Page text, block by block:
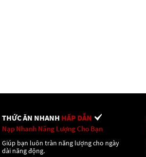
THỨC ĂN NHANH HẤP DẪN
Nạp Nhanh Năng Lượng Cho Bạn
Giúp bạn luôn tràn năng lượng cho ngày
dài năng động.